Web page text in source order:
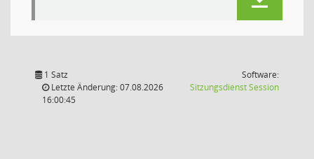
1 Satz
Letzte Änderung: 07.08.2026
16:00:45
Software:
SitzungsdienstSession(Wird in